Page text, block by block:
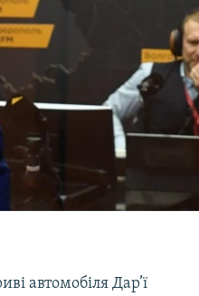
автомобіля Дар’ї